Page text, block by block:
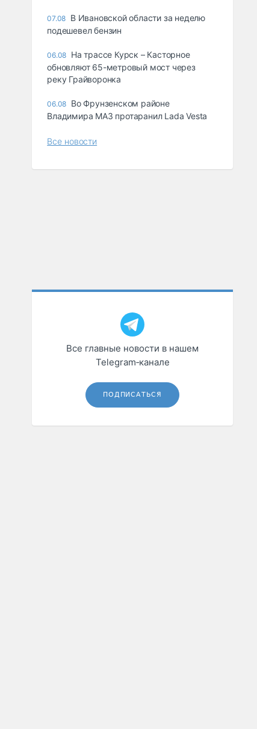
07.08 В Ивановской области за неделю
подешевел бензин
06.08 На трассе Курск – Касторное
обновляют 65-метровый мост через
реку Грайворонка
06.08 Во Фрунзенском районе
Владимира МАЗ протаранил Lada Vesta
Все новости
Все главные новости в нашем
Telegram‑канале
ПОДПИСАТЬСЯ